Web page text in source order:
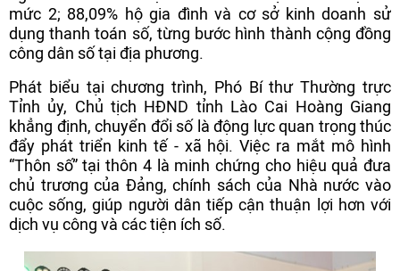
mức 2; 88,09% hộ gia đình và cơ sở kinh doanh sử
dụng thanh toán số, từng bước hình thành cộng đồng
công dân số tại địa phương.
Phát biểu tại chương trình, Phó Bí thư Thường trực
Tỉnh ủy, Chủ tịch HĐND tỉnh Lào Cai Hoàng Giang
khẳng định, chuyển đổi số là động lực quan trọng thúc
đẩy phát triển kinh tế - xã hội. Việc ra mắt mô hình
“Thôn số” tại thôn 4 là minh chứng cho hiệu quả đưa
chủ trương của Đảng, chính sách của Nhà nước vào
cuộc sống, giúp người dân tiếp cận thuận lợi hơn với
dịch vụ công và các tiện ích số.